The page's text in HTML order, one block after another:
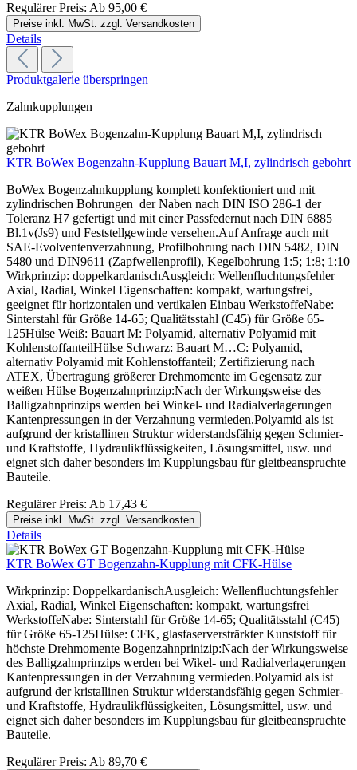
Regulärer Preis: Ab 95,00 €
Preise inkl. MwSt. zzgl. Versandkosten
Details
Produktgalerie überspringen
Zahnkupplungen
KTR BoWex Bogenzahn-Kupplung Bauart M,I, zylindrisch gebohrt
BoWex Bogenzahnkupplung komplett konfektioniert und mit
zylindrischen Bohrungen der Naben nach DIN ISO 286-1 der
Toleranz H7 gefertigt und mit einer Passfedernut nach DIN 6885
Bl.1v(Js9) und Feststellgewinde versehen.Auf Anfrage auch mit
SAE-Evolventenverzahnung, Profilbohrung nach DIN 5482, DIN
5480 und DIN9611 (Zapfwellenprofil), Kegelbohrung 1:5; 1:8; 1:10
Wirkprinzip: doppelkardanischAusgleich: Wellenfluchtungsfehler
Axial, Radial, Winkel Eigenschaften: kompakt, wartungsfrei,
geeignet für horizontalen und vertikalen Einbau WerkstoffeNabe:
Sinterstahl für Größe 14-65; Qualitätsstahl (C45) für Größe 65-
125Hülse Weiß: Bauart M: Polyamid, alternativ Polyamid mit
KohlenstoffanteilHülse Schwarz: Bauart M…C: Polyamid,
alternativ Polyamid mit Kohlenstoffanteil; Zertifizierung nach
ATEX, Übertragung größerer Drehmomente im Gegensatz zur
weißen Hülse Bogenzahnprinzip:Nach der Wirkungsweise des
Balligzahnprinzips werden bei Winkel- und Radialverlagerungen
Kantenpressungen in der Verzahnung vermieden.Polyamid als ist
aufgrund der kristallinen Struktur widerstandsfähig gegen Schmier-
und Kraftstoffe, Hydraulikflüssigkeiten, Lösungsmittel, usw. und
eignet sich daher besonders im Kupplungsbau für gleitbeanspruchte
Bauteile.
Regulärer Preis: Ab 17,43 €
Preise inkl. MwSt. zzgl. Versandkosten
Details
KTR BoWex GT Bogenzahn-Kupplung mit CFK-Hülse
Wirkprinzip: DoppelkardanischAusgleich: Wellenfluchtungsfehler
Axial, Radial, Winkel Eigenschaften: kompakt, wartungsfrei
WerkstoffeNabe: Sinterstahl für Größe 14-65; Qualitätsstahl (C45)
für Größe 65-125Hülse: CFK, glasfaserversträrkter Kunststoff für
höchste Drehmomente Bogenzahnprinizip:Nach der Wirkungsweise
des Balligzahnprinzips werden bei Wikel- und Radialverlagerungen
Kantenpressungen in der Verzahnung vermieden.Polyamid als ist
aufgrund der kristallinen Struktur widerstandsfähig gegen Schmier-
und Kraftstoffe, Hydraulikflüssigkeiten, Lösungsmittel, usw. und
eignet sich daher besonders im Kupplungsbau für gleitbeanspruchte
Bauteile.
Regulärer Preis: Ab 89,70 €